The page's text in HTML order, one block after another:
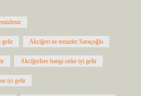
gelir Akciğeri ne temizler Saraçoğlu
Akciğerlere hangi sirke iyi gelir
iyi gelir